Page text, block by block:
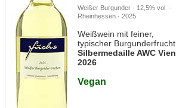
Weißer Burgunder · 12,5% vol ·
Rheinhessen · 2025
Weißwein mit feiner,
typischer Burgunderfrucht
Silbermedaille AWC
2026
Vegan